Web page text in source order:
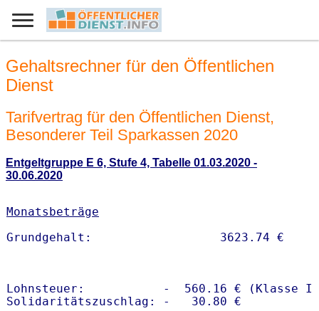
Gehaltsrechner für den Öffentlichen
Dienst
Tarifvertrag für den Öffentlichen Dienst,
Besonderer Teil Sparkassen 2020
Entgeltgruppe E 6, Stufe 4, Tabelle 01.03.2020 -
30.06.2020
Monatsbeträge
Lohnsteuer:           -  560.16 € (Klasse I)
Solidaritätszuschlag: -   30.80 €